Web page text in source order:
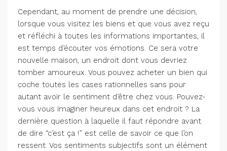
Cependant, au moment de prendre une décision,
lorsque vous visitez les biens et que vous avez reçu
et réfléchi à toutes les informations importantes, il
est temps d’écouter vos émotions. Ce sera votre
nouvelle maison, un endroit dont vous devriez
tomber amoureux. Vous pouvez acheter un bien qui
coche toutes les cases rationnelles sans pour
autant avoir le sentiment d’être chez vous. Pouvez-
vous vous imaginer heureux dans cet endroit ? La
dernière question à laquelle il faut répondre avant
de dire “c’est ça !” est celle de savoir ce que l’on
ressent. Vos sentiments subjectifs sont un élément